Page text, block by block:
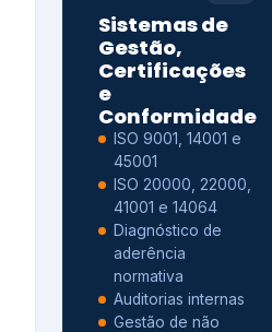
Sistemas de
Gestão,
Certificações
e
Conformidade
ISO 9001, 14001 e
45001
ISO 20000, 22000,
41001 e 14064
Diagnóstico de
aderência
normativa
Auditorias internas
Gestão de não